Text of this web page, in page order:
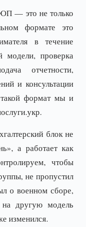
— это не только
формате это
в течение
модели, проверка
отчетности,
и консультации
формат мы и
блок не
а работает как
чтобы
не пропустил
о военном сборе,
другую модель
изменился.